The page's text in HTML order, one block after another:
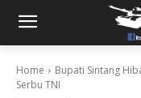
Home
Bupati Sintang
Serbu TNI